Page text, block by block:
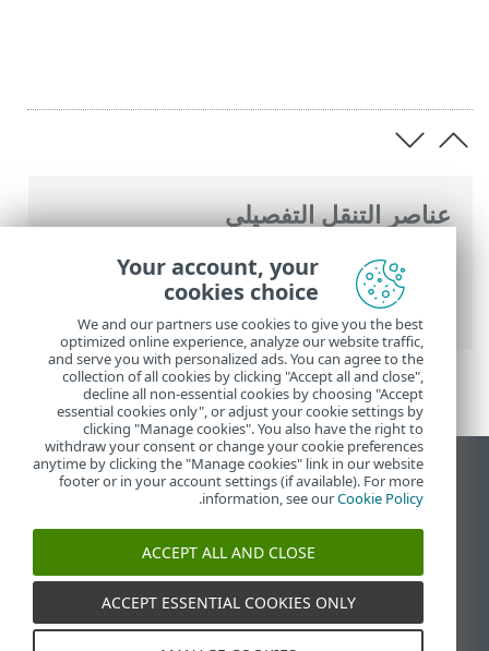
عناصر التنقل التفصيلي
تعليمات ESET عبر الإنترنت >
ESET Glossary
الاكتشافات > التطبيقات المحتملة أن تكون غير
مرغوب فيها
عرض موقع سطح المكتب
End of Life
قاعدة معارف ESET
ESET Status Portal
الدعم الإقليمي
Your account, your
cookies choice
We and our partners use cookies to give you the best
optimized online experience, analyze our website traffic,
and serve you with personalized ads. You can agree to the
collection of all cookies by clicking "Accept all and close",
decline all non-essential cookies by choosing "Accept
essential cookies only", or adjust your cookie settings by
clicking "Manage cookies". You also have the right to
withdraw your consent or change your cookie preferences
anytime by clicking the "Manage cookies" link in our website
footer or in your account settings (if available). For more
information, see ourCookie Policy
.
ACCEPT ALL AND CLOSE
ACCEPT ESSENTIAL COOKIES ONLY